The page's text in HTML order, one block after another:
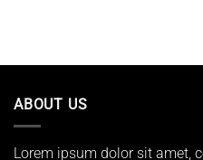
ABOUT US
Lorem ipsum dolor sit amet,